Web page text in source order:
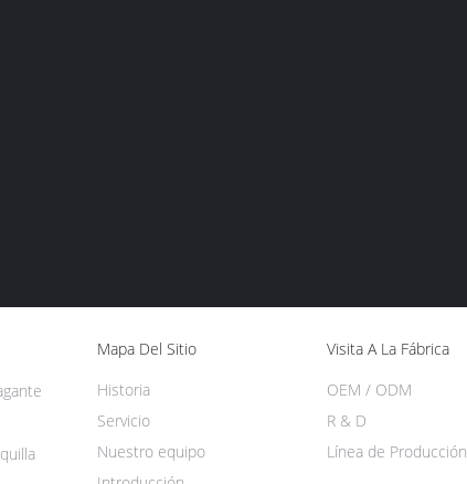
Mapa Del Sitio
Historia
Servicio
Nuestro equipo
Visita A La Fábrica
Línea de Producción
OEM / ODM
R & D